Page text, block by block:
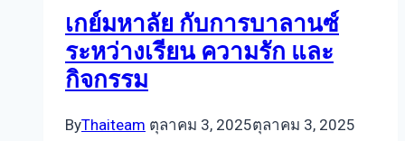
ต้น
ของ
ความ
รัก
และ
เกย์มหาลัย กับการบาลานซ์
ระหว่างเรียน ความรัก และ
กิจกรรม
ByThaiteam ตุลาคม 3, 2025ตุลาคม 3, 2025